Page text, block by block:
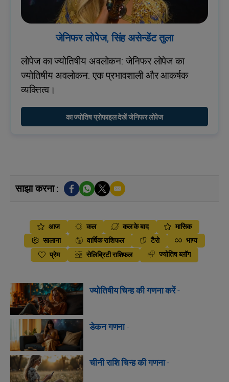
जेनिफर लोपेज, सिंह असेन्डेंट तुला
लोपेज का ज्योतिषीय अवलोकन: जेनिफर लोपेज का
ज्योतिषीय अवलोकन: एक प्रभावशाली और आकर्षक
व्यक्तित्व।
का ज्योतिष प्रोफाइल देखें जेनिफर लोपेज
साझा करना :
आज कल कल के बाद
मासिक
सालाना
वार्षिक राशिफल टैरो
भाग्य
प्रेम
सेलिब्रिटी राशिफल ज्योतिष ब्लॉग
ज्योतिषीय चिन्ह की गणना करें-
डेकन गणना-
चीनी राशि चिन्ह की गणना-